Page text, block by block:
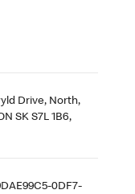
Drive, North,
SK S7L 1B6,
0DF7-